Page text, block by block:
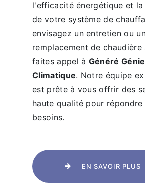
l'efficacité énergétique et
de votre système de
envisagez un entretien ou un
remplacement de chaudière
faites appel à Généré Génie
Climatique. Notre équipe
est prête à vous offrir des
haute qualité pour répondre
besoins.
EN SAVOIR PLUS